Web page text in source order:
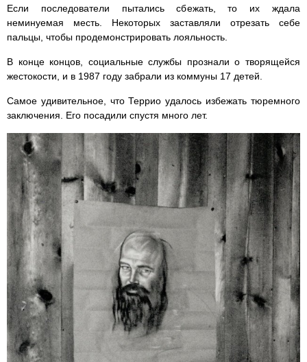
Если последователи пытались сбежать, то их ждала
неминуемая месть. Некоторых заставляли отрезать себе
пальцы, чтобы продемонстрировать лояльность.
В конце концов, социальные службы прознали о творящейся
жестокости, и в 1987 году забрали из коммуны 17 детей.
Самое удивительное, что Террио удалось избежать тюремного
заключения. Его посадили спустя много лет.